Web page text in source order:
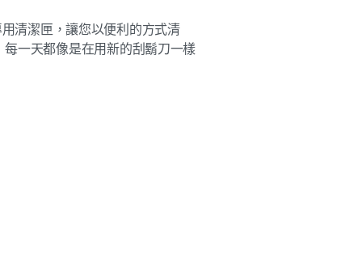
用清潔匣，讓您以便利的方式清
一天都像是在用新的刮鬍刀一樣